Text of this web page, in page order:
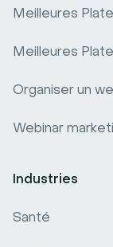
Meilleures
Meilleures
Organiser un
Webinar
Industries
Santé